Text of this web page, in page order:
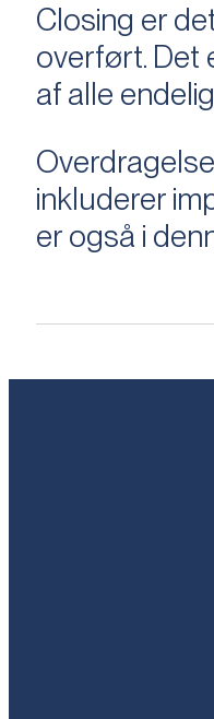
Closing er
overført. Det
af alle
inkluderer
er også i